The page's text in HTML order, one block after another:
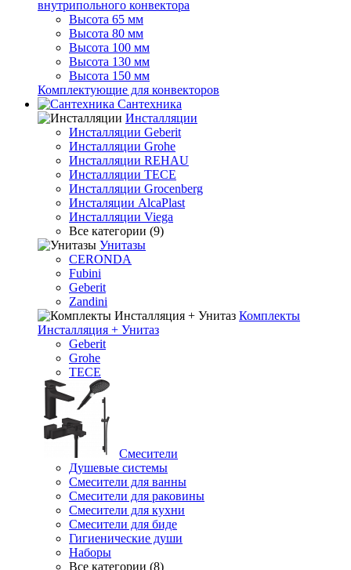
внутрипольного конвектора
Высота 65 мм
Высота 80 мм
Высота 100 мм
Высота 130 мм
Высота 150 мм
Комплектующие для конвекторов
Сантехника
Инсталляции
Инсталляции Geberit
Инсталляции Grohe
Инсталляции REHAU
Инсталляции TECE
Инсталляции Grocenberg
Инсталяции AlcaPlast
Инсталляции Viega
Все категории (9)
Унитазы
CERONDA
Fubini
Geberit
Zandini
Комплекты
Инсталляция + Унитаз
Geberit
Grohe
TECE
Смесители
Душевые системы
Смесители для ванны
Смесители для раковины
Смесители для кухни
Смесители для биде
Гигиенические души
Наборы
Все категории (8)